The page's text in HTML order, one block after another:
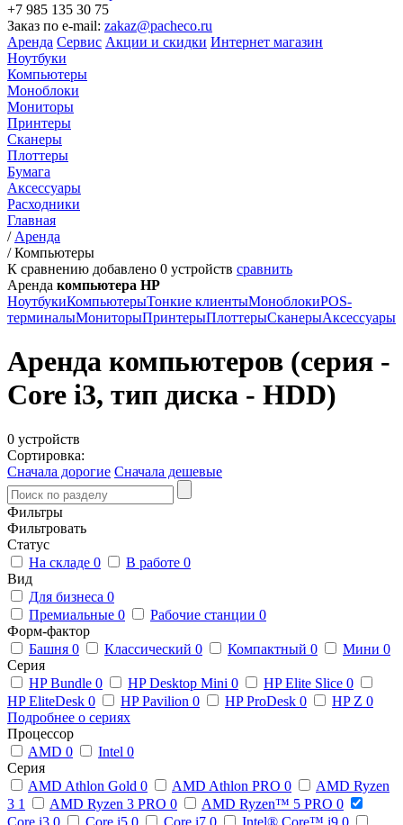
+7 985 135 30 75
Заказ по e-mail: zakaz@pacheco.ru
Аренда Сервис Акции и скидки Интернет магазин
Ноутбуки
Компьютеры
Моноблоки
Мониторы
Принтеры
Сканеры
Плоттеры
Бумага
Аксессуары
Расходники
Главная
/ Аренда
/Компьютеры
К сравнению добавлено 0 устройств сравнить
Аренда компьютера HP
НоутбукиКомпьютерыТонкие клиентыМоноблокиPOS-
терминалыМониторыПринтерыПлоттерыСканерыАксессуары
Аренда компьютеров (серия -
Core i3, тип диска - HDD)
0 устройств
Сортировка:
Сначала дорогие Сначала дешевые
Фильтры
Фильтровать
Статус
На складе 0 В работе 0
Вид
Для бизнеса 0
Премиальные 0 Рабочие станции 0
Форм-фактор
Башня 0 Классический 0 Компактный 0 Мини 0
Серия
HP Bundle 0 HP Desktop Mini 0 HP Elite Slice 0
HP EliteDesk 0 HP Pavilion 0 HP ProDesk 0 HP Z 0
Подробнее о сериях
Процессор
AMD 0 Intel 0
Серия
AMD Athlon Gold 0 AMD Athlon PRO 0
AMD Ryzen
3 1 AMD Ryzen 3 PRO 0 AMD Ryzen™ 5 PRO 0
Core i3 0 Core i5 0 Core i7 0 Intel® Core™ i9 0